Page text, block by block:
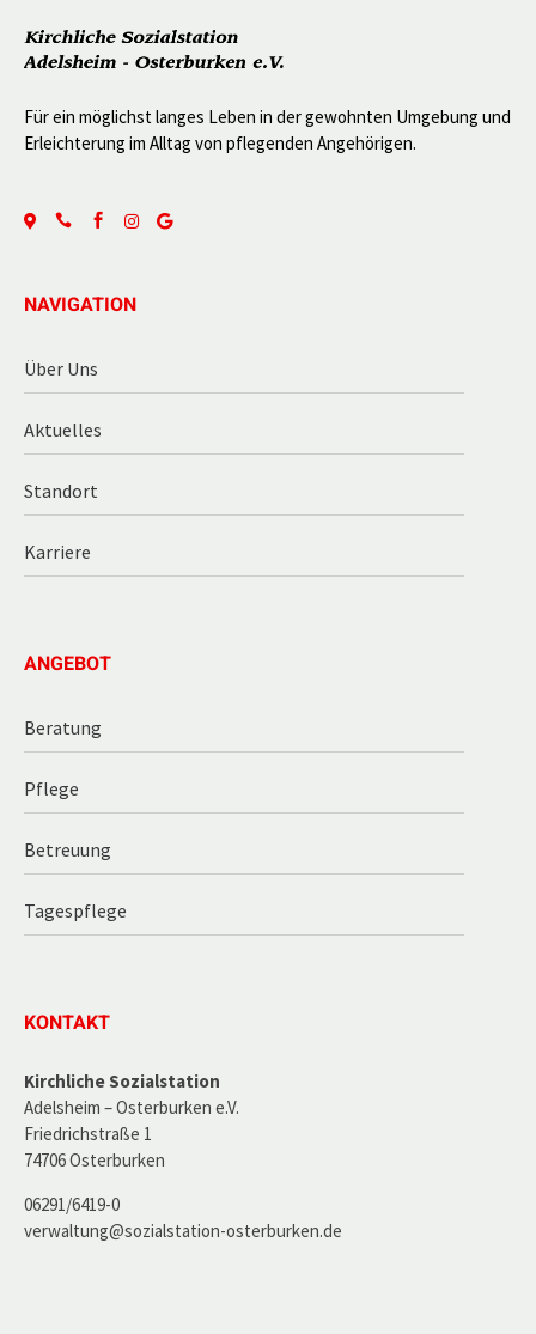
Für ein möglichst langes Leben in der gewohnten Umgebung und
Erleichterung im Alltag von pflegenden Angehörigen.
    
NAVIGATION
Über Uns
Aktuelles
Standort
Karriere
ANGEBOT
Beratung
Pflege
Betreuung
Tagespflege
KONTAKT
Kirchliche Sozialstation
Adelsheim – Osterburken e.V.
Friedrichstraße 1
74706 Osterburken
06291/6419-0
verwaltung@sozialstation-osterburken.de